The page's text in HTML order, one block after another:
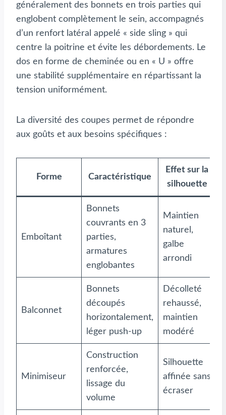
généralement des bonnets en trois parties qui
englobent complètement le sein, accompagnés
d’un renfort latéral appelé « side sling » qui
centre la poitrine et évite les débordements. Le
dos en forme de cheminée ou en « U » offre
une stabilité supplémentaire en répartissant la
tension uniformément.
La diversité des coupes permet de répondre
aux goûts et aux besoins spécifiques :
Forme Caractéristique
Effet sur la
silhouette
Emboîtant
Bonnets
couvrants en 3
parties,
armatures
englobantes
Maintien
naturel,
galbe
arrondi
Balconnet
Bonnets
découpés
horizontalement,
léger push-up
Décolleté
rehaussé,
maintien
modéré
Minimiseur
Construction
renforcée,
lissage du
volume
Silhouette
affinée sans
écraser